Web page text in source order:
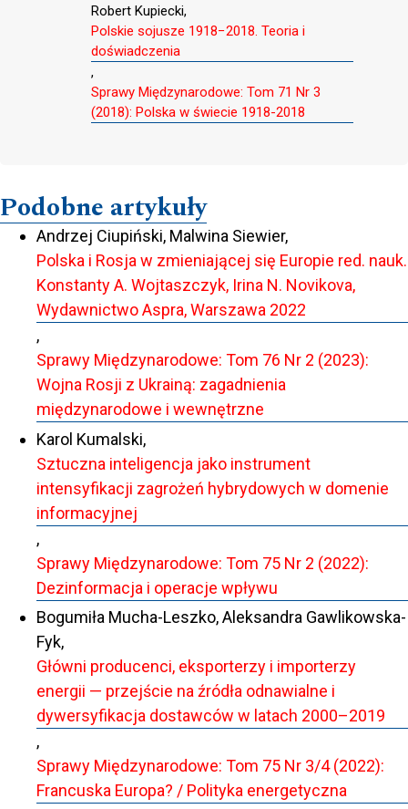
Robert Kupiecki,
Polskie sojusze 1918−2018. Teoria i
doświadczenia
,
Sprawy Międzynarodowe: Tom 71 Nr 3
(2018): Polska w świecie 1918-2018
Podobne artykuły
Andrzej Ciupiński, Malwina Siewier,
Polska i Rosja w zmieniającej się Europie red. nauk.
Konstanty A. Wojtaszczyk, Irina N. Novikova,
Wydawnictwo Aspra, Warszawa 2022
,
Sprawy Międzynarodowe: Tom 76 Nr 2 (2023):
Wojna Rosji z Ukrainą: zagadnienia
międzynarodowe i wewnętrzne
Karol Kumalski,
Sztuczna inteligencja jako instrument
intensyfikacji zagrożeń hybrydowych w domenie
informacyjnej
,
Sprawy Międzynarodowe: Tom 75 Nr 2 (2022):
Dezinformacja i operacje wpływu
Bogumiła Mucha-Leszko, Aleksandra Gawlikowska-
Fyk,
Główni producenci, eksporterzy i importerzy
energii — przejście na źródła odnawialne i
dywersyfikacja dostawców w latach 2000–2019
,
Sprawy Międzynarodowe: Tom 75 Nr 3/4 (2022):
Francuska Europa? / Polityka energetyczna